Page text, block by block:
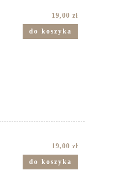
19,00 zł
do koszyka
19,00 zł
do koszyka